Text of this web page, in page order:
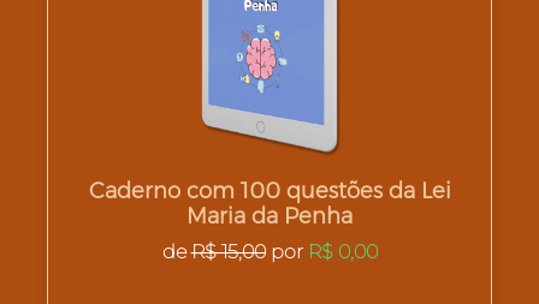
Caderno com 100 questões da Lei
Maria da Penha
deR$ 15,00por R$ 0,00